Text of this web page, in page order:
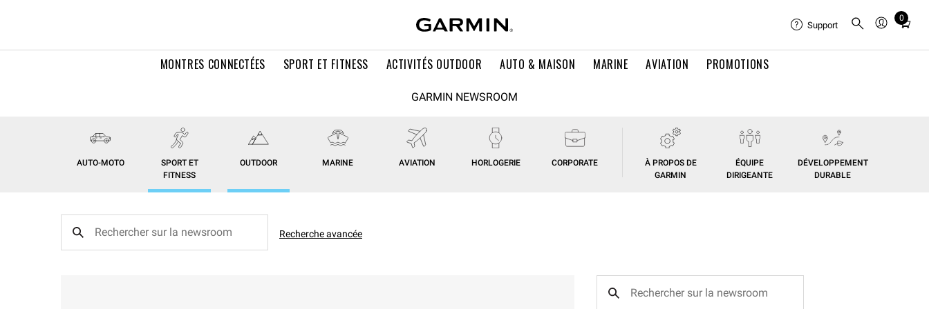
MONTRES CONNECTÉES SPORT ET FITNESS ACTIVITÉS OUTDOOR AUTO & MAISON MARINE AVIATION PROMOTIONS
Support
0
Total
in
GARMIN NEWSROOM
AUTO-MOTO
SPORT ET
FITNESS
OUTDOOR MARINE AVIATION HORLOGERIE CORPORATE
À PROPOS DE
GARMIN
ÉQUIPE
DIRIGEANTE
DÉVELOPPEMENT
DURABLE
Recherche avancée